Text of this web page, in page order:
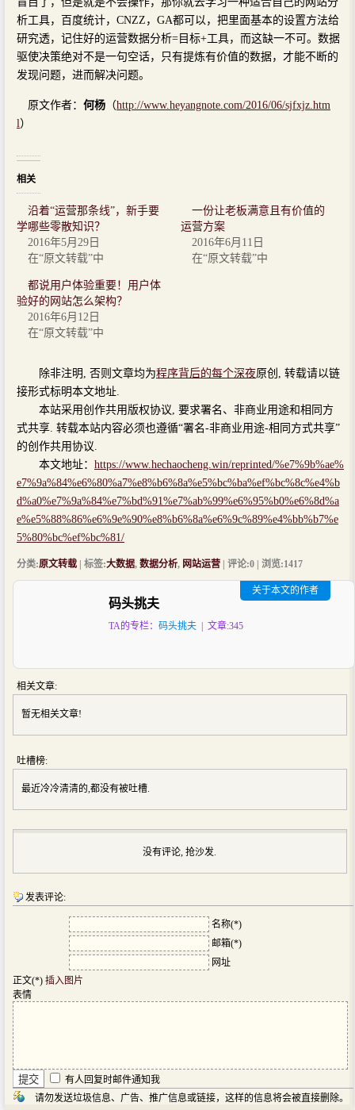
析工具，百度统计，CNZZ，GA都可以，把里面基本的设置方法给
研究透，记住好的运营数据分析=目标+工具，而这缺一不可。数据
驱使决策绝对不是一句空话，只有提炼有价值的数据，才能不断的
发现问题，进而解决问题。
原文作者： 何杨 （http://www.heyangnote.com/2016/06/sjfxjz.htm
l）
相关
沿着“运营那条线”，新手要
学哪些零散知识？
2016年5月29日
在“原文转载”中
一份让老板满意且有价值的
运营方案
2016年6月11日
在“原文转载”中
都说用户体验重要！用户体
验好的网站怎么架构？
2016年6月12日
在“原文转载”中
除非注明, 否则文章均为程序背后的每个深夜原创, 转载请以链
接形式标明本文地址.
本站采用创作共用版权协议, 要求署名、非商业用途和相同方
式共享. 转载本站内容必须也遵循“署名-非商业用途-相同方式共享”
的创作共用协议.
本文地址： https://www.hechaocheng.win/reprinted/%e7%9b%ae%
e7%9a%84%e6%80%a7%e8%b6%8a%e5%bc%ba%ef%bc%8c%e4%b
d%a0%e7%9a%84%e7%bd%91%e7%ab%99%e6%95%b0%e6%8d%a
e%e5%88%86%e6%9e%90%e8%b6%8a%e6%9c%89%e4%bb%b7%e
5%80%bc%ef%bc%81/
分类:原文转载 | 标签:大数据, 数据分析, 网站运营 | 评论:0 | 浏览:1417
码头挑夫
TA的专栏： 码头挑夫 | 文章:345
关于本文的作者
相关文章:
暂无相关文章!
吐槽榜:
最近冷冷清清的,都没有被吐槽.
没有评论, 抢沙发.
发表评论:
名称(*)
邮箱(*)
网址
正文(*) 插入图片
表情
有人回复时邮件通知我
请勿发送垃圾信息、广告、推广信息或链接，这样的信息将会被直接删除。